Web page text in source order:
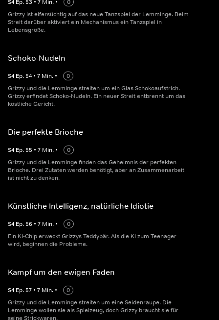
S4 Ep.53 • 7 Min. •
0
Grizzy ist eifersüchtig auf das neue Tanzspiel der Lemminge. Beim
Streit darüber aktiviert ein Mechanismus ein Tanzspiel in
Lebensgröße.
Schoko-Nudeln
S4 Ep.54 • 7 Min. •
0
Grizzy und die Lemminge streiten um ein Glas Schokoaufstrich.
Grizzy erfindet Schoko-Nudeln. Ein neuer Streit entbrennt um das
köstliche Gericht.
Die perfekte Brioche
S4 Ep.55 • 7 Min. •
0
Grizzy und die Lemminge finden das Geheimnis der perfekten
Brioche. Drei Zutaten werden benötigt, aber an Zusammenarbeit
ist nicht zu denken.
Künstliche Intelligenz, natürliche Idiotie
S4 Ep.56 • 7 Min. •
0
Ein KI-Chip erweckt Grizzys Teddybär. Als die KI zum Teenager
wird, beginnen die Probleme.
Kampf um den ewigen Faden
S4 Ep.57 • 7 Min. •
0
Grizzy und die Lemminge streiten um eine Seidenraupe. Die
Lemminge wollen sie als Spielzeug, doch Grizzy braucht sie für
seine Strickwaren.